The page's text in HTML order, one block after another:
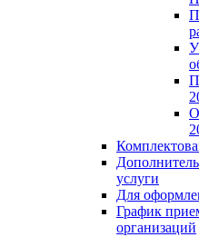
услуги
Для
График
организаций